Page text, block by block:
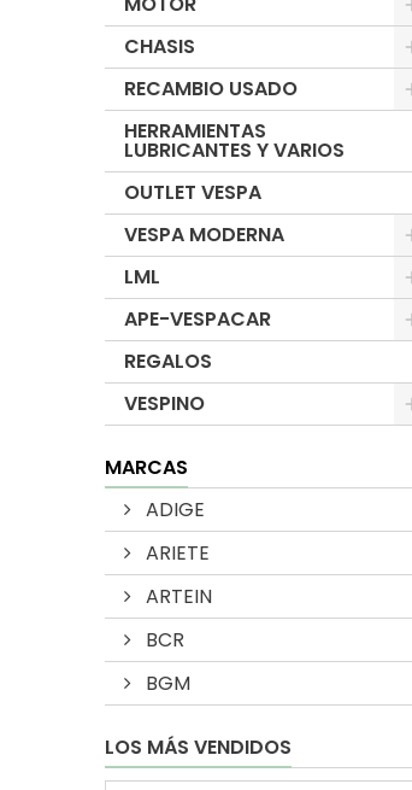
CHASIS
RECAMBIO USADO
HERRAMIENTAS
LUBRICANTES Y VARIOS
OUTLET VESPA
VESPA MODERNA
LML
APE-VESPACAR
REGALOS
VESPINO
MARCAS
ADIGE
ARIETE
ARTEIN
BCR
BGM
LOS MÁS VENDIDOS